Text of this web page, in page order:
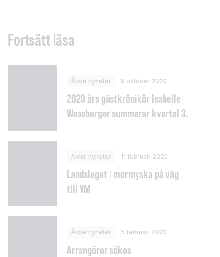
Fortsätt läsa
Äldre nyheter 9 oktober 2020
2020 års gästkrönikör Isabelle
Wassberger summerar kvartal 3.
Äldre nyheter 11 februari 2020
Landslaget i mormyska på väg
till VM
Äldre nyheter 5 februari 2020
Arrangörer sökes